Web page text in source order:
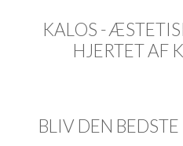
KALOS -
HJERTET AF
BLIV DEN